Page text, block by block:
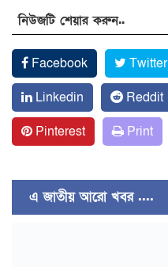
নিউজটি শেয়ার করুন..
Facebook Twitter
Linkedin
Reddit
Pinterest
Print
এ জাতীয় আরো খবর ....